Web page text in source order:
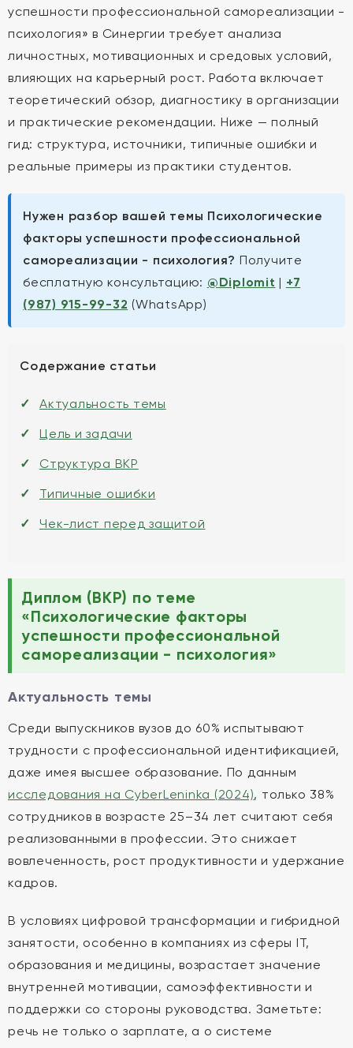
успешности профессиональной самореализации -
психология» в Синергии требует анализа
личностных, мотивационных и средовых условий,
влияющих на карьерный рост. Работа включает
теоретический обзор, диагностику в организации
и практические рекомендации. Ниже — полный
гид: структура, источники, типичные ошибки и
реальные примеры из практики студентов.
Нужен разбор вашей темы Психологические
факторы успешности профессиональной
самореализации - психология? Получите
бесплатную консультацию: @Diplomit | +7
(987) 915-99-32 (WhatsApp)
Содержание статьи
Актуальность темы
Цель и задачи
Структура ВКР
Типичные ошибки
Чек-лист перед защитой
Диплом (ВКР) по теме
«Психологические факторы
успешности профессиональной
самореализации - психология»
Актуальность темы
Среди выпускников вузов до 60% испытывают
трудности с профессиональной идентификацией,
даже имея высшее образование. По данным
исследования на CyberLeninka (2024), только 38%
сотрудников в возрасте 25–34 лет считают себя
реализованными в профессии. Это снижает
вовлеченность, рост продуктивности и удержание
кадров.
В условиях цифровой трансформации и гибридной
занятости, особенно в компаниях из сферы IT,
образования и медицины, возрастает значение
внутренней мотивации, самоэффективности и
поддержки со стороны руководства. Заметьте:
речь не только о зарплате, а о системе